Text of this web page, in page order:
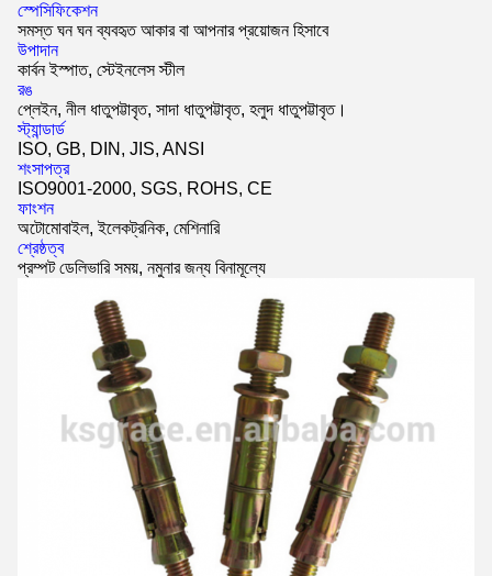
স্পেসিফিকেশন
সমস্ত ঘন ঘন ব্যবহৃত আকার বা আপনার প্রয়োজন হিসাবে
উপাদান
কার্বন ইস্পাত, স্টেইনলেস স্টীল
রঙ
প্লেইন, নীল ধাতুপট্টাবৃত, সাদা ধাতুপট্টাবৃত, হলুদ ধাতুপট্টাবৃত।
স্ট্যান্ডার্ড
ISO, GB, DIN, JIS, ANSI
শংসাপত্র
ISO9001-2000, SGS, ROHS, CE
ফাংশন
অটোমোবাইল, ইলেকট্রনিক, মেশিনারি
শ্রেষ্ঠত্ব
প্রম্পট ডেলিভারি সময়, নমুনার জন্য বিনামূল্যে